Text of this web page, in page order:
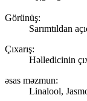
Görünüş:
Sarımtıldan
Çıxarış:
Həlledicinin
əsas məzmun:
Linalool,